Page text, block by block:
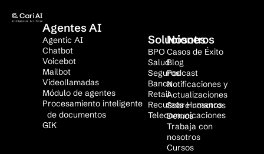
Agentes AI
Agentic AI
Chatbot
Voicebot
Mailbot
Videollamadas
Módulo de agentes
Procesamiento inteligente
de documentos
GIK
Soluciones
BPO
Salud
Seguros
Banca
Retail
Recursos Humanos
Telecomunicaciones
Nosotros
Casos de Éxito
Blog
Podcast
Notificaciones y
Actualizaciones
Sobre nosotros
Demos
Trabaja con
nosotros
Cursos